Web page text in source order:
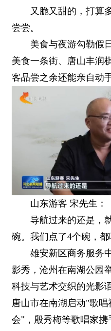
又脆又甜的，打算
尝尝。
美食与夜游勾勒假
美食一条街、唐山丰润
客品尝之余还能亲自动
山东游客 宋先生：
导航过来的还是，
碗。我们点了4个碗，都
雄安新区商务服务
影秀，沧州在南湖公园
科技与艺术交织的光影
唐山市在南湖启动"歌
会"，殷秀梅等歌唱家